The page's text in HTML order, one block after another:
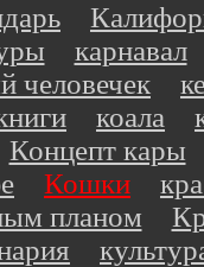
карнавал
человечек
коала
Концепт кары
Кошки
планом